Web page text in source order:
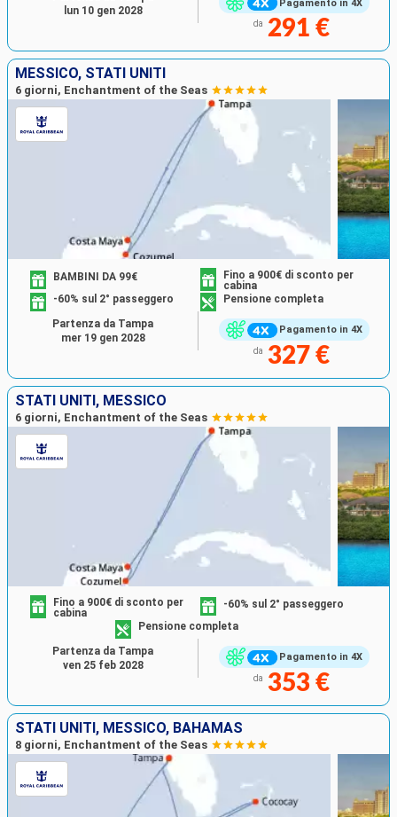
Pagamento in 4X
da 291 €
lun 10 gen 2028
MESSICO, STATI UNITI
6 giorni, Enchantment of the Seas
Pagamento in 4X
BAMBINI DA 99€
Fino a 900€ di sconto per
cabina
-60% sul 2° passeggero
Pensione completa
da 327 €
Partenza da Tampa
mer 19 gen 2028
STATI UNITI, MESSICO
6 giorni, Enchantment of the Seas
Pagamento in 4X
Fino a 900€ di sconto per
cabina
-60% sul 2° passeggero
Pensione completa
da 353 €
Partenza da Tampa
ven 25 feb 2028
STATI UNITI, MESSICO, BAHAMAS
8 giorni, Enchantment of the Seas